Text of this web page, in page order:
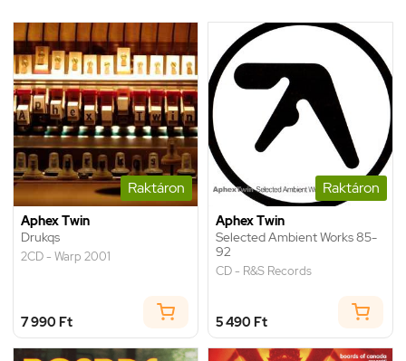
Raktáron
Aphex Twin
Drukqs
2CD - Warp 2001
7 990 Ft
Raktáron
Aphex Twin
Selected Ambient Works 85-
92
CD - R&S Records
5 490 Ft